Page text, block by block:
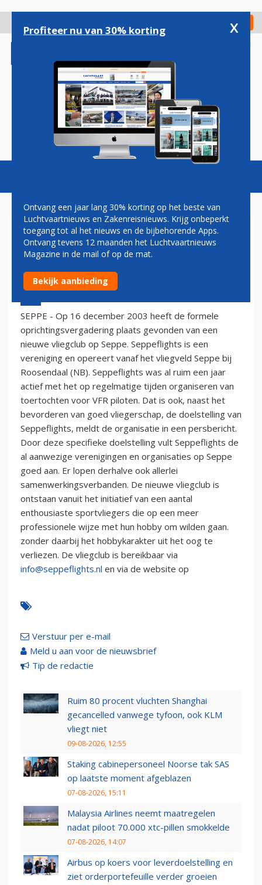
gaan
Check in
Magazine Podcasts Vacatures
OPRICHTING VLIEGCLUB
SEPPEFLIGHTS
17 december 2003 - 1:00
SEPPE - Op 16 december 2003 heeft de formele
oprichtingsvergadering plaats gevonden van een
nieuwe vliegclub op Seppe. Seppeflights is een
vereniging en opereert vanaf het vliegveld Seppe bij
Roosendaal (NB). Seppeflights was al ruim een jaar
actief met het op regelmatige tijden organiseren van
toertochten voor VFR piloten. Dat is ook, naast het
bevorderen van goed vliegerschap, de doelstelling van
Seppeflights, meldt de organisatie in een persbericht.
Door deze specifieke doelstelling vult Seppeflights de
al aanwezige verenigingen en organisaties op Seppe
goed aan. Er lopen derhalve ook allerlei
samenwerkingsverbanden. De nieuwe vliegclub is
ontstaan vanuit het initiatief van een aantal
enthousiaste sportvliegers die op een meer
professionele wijze met hun hobby om wilden gaan.
zonder daarbij het hobbykarakter uit het oog te
verliezen. De vliegclub is bereikbaar via
info@seppeflights.nl en via de website op
Verstuur per e-mail
Meld u aan voor de nieuwsbrief
Tip de redactie
Ruim 80 procent vluchten Shanghai
gecancelled vanwege tyfoon, ook KLM
vliegt niet
09-08-2026, 12:55
Staking cabinepersoneel Noorse tak SAS
op laatste moment afgeblazen
07-08-2026, 15:11
Malaysia Airlines neemt maatregelen
nadat piloot 70.000 xtc-pillen smokkelde
07-08-2026, 14:07
Airbus op koers voor leverdoelstelling en
ziet orderportefeuille verder groeien
Profiteer nu van 30% korting x
Ontvang een jaar lang 30% korting op het beste van
Luchtvaartnieuws en Zakenreisnieuws. Krijg onbeperkt
toegang tot al het nieuws en de bijbehorende Apps.
Ontvang tevens 12 maanden het Luchtvaartnieuws
Magazine in de mail of op de mat.
Bekijk aanbieding